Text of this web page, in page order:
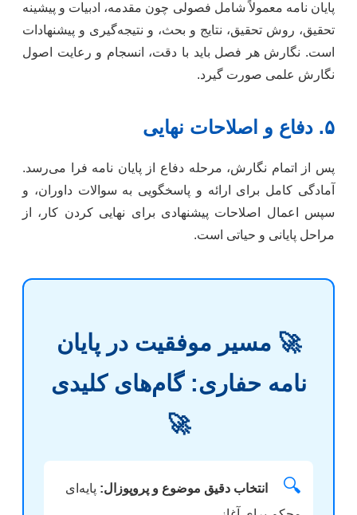
پایان نامه معمولاً شامل فصولی چون مقدمه، ادبیات و پیشینه
تحقیق، روش تحقیق، نتایج و بحث، و نتیجه‌گیری و پیشنهادات
است. نگارش هر فصل باید با دقت، انسجام و رعایت اصول
نگارش علمی صورت گیرد.
۵. دفاع و اصلاحات نهایی
پس از اتمام نگارش، مرحله دفاع از پایان نامه فرا می‌رسد.
آمادگی کامل برای ارائه و پاسخگویی به سوالات داوران، و
سپس اعمال اصلاحات پیشنهادی برای نهایی کردن کار، از
مراحل پایانی و حیاتی است.
🚀 مسیر موفقیت در پایان
نامه حفاری: گام‌های کلیدی
🚀
🔍 انتخاب دقیق موضوع و پروپوزال: پایه‌ای